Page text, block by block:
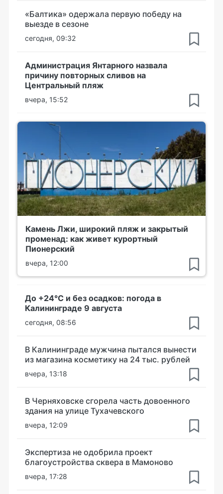
«Балтика» одержала первую победу на
выезде в сезоне
сегодня, 09:32
Администрация Янтарного назвала
причину повторных сливов на
Центральный пляж
вчера, 15:52
Камень Лжи, широкий пляж и закрытый
променад: как живет курортный
Пионерский
вчера, 12:00
До +24°С и без осадков: погода в
Калининграде 9 августа
сегодня, 08:56
В Калининграде мужчина пытался вынести
из магазина косметику на 24 тыс. рублей
вчера, 13:18
В Черняховске сгорела часть довоенного
здания на улице Тухачевского
вчера, 12:09
Экспертиза не одобрила проект
благоустройства сквера в Мамоново
вчера, 17:28